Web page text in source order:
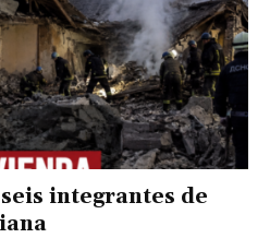
integrantes de